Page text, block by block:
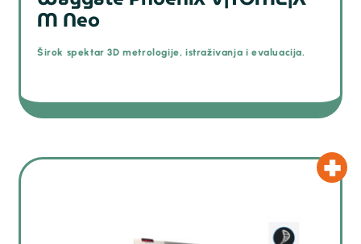
M Neo
Širok spektar 3D metrologije, istraživanja i evaluacija.